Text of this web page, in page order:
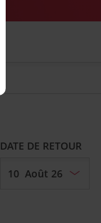
DATE DE RETOUR